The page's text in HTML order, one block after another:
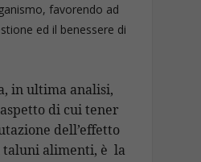
favorendo ad
ed il benessere di
in ultima analisi,
di cui tener
dell’effetto
taluni alimenti, è la